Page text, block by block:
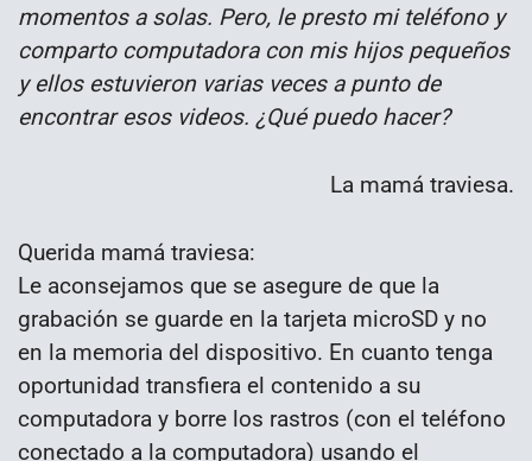
momentos a solas. Pero, le presto mi teléfono y
comparto computadora con mis hijos pequeños
y ellos estuvieron varias veces a punto de
encontrar esos videos. ¿Qué puedo hacer?
La mamá traviesa.
Querida mamá traviesa:
Le aconsejamos que se asegure de que la
grabación se guarde en la tarjeta microSD y no
en la memoria del dispositivo. En cuanto tenga
oportunidad transfiera el contenido a su
computadora y borre los rastros (con el teléfono
conectado a la computadora) usando el